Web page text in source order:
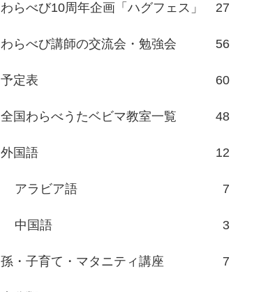
わらべび10周年企画「ハグフェス」 27
わらべび講師の交流会・勉強会 56
予定表 60
全国わらべうたベビマ教室一覧 48
外国語 12
アラビア語 7
中国語 3
孫・子育て・マタニティ講座 7